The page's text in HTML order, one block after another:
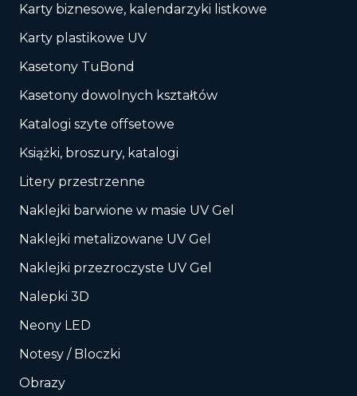
Karty biznesowe, kalendarzyki listkowe
Karty plastikowe UV
Kasetony TuBond
Kasetony dowolnych kształtów
Katalogi szyte offsetowe
Książki, broszury, katalogi
Litery przestrzenne
Naklejki barwione w masie UV Gel
Naklejki metalizowane UV Gel
Naklejki przezroczyste UV Gel
Nalepki 3D
Neony LED
Notesy / Bloczki
Obrazy